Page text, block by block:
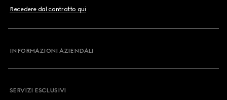
Recedere dal contratto qui
INFORMAZIONI AZIENDALI
SERVIZI ESCLUSIVI